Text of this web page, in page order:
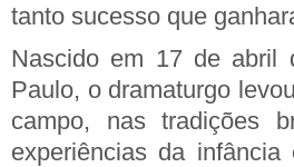
tanto sucesso que
Nascido em 17 de abril
Paulo, o dramaturgo
campo, nas tradições
experiências da